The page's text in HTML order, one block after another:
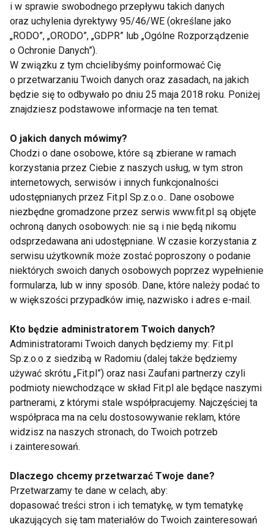
bikini
filmy
Ćwiczenia
Nie przegap nowości ze
świata FIT!
Zapisz się do naszego newslettera
Wyrażam zgodę na otrzymywanie informacji
handlowej drogą elektroniczną na podany adres e-mail
przez FIT.PL. Więcej informacji znajdziesz w Polityce
Prywatności.
ZAPISZ SIĘ
WSPÓŁPRACA
REDAKCJA
PRYWATNOŚĆ
Powiadomienia
Newsletter
i w sprawie swobodnego przepływu takich danych
oraz uchylenia dyrektywy 95/46/WE (określane jako
„RODO”, „ORODO”, „GDPR” lub „Ogólne Rozporządzenie
o Ochronie Danych”).
W związku z tym chcielibyśmy poinformować Cię
o przetwarzaniu Twoich danych oraz zasadach, na jakich
będzie się to odbywało po dniu 25 maja 2018 roku. Poniżej
znajdziesz podstawowe informacje na ten temat.
O jakich danych mówimy?
Chodzi o dane osobowe, które są zbierane w ramach
korzystania przez Ciebie z naszych usług, w tym stron
internetowych, serwisów i innych funkcjonalności
udostępnianych przez Fit.pl Sp.z.o.o.. Dane osobowe
niezbędne gromadzone przez serwis www.fit.pl są objęte
ochroną danych osobowych: nie są i nie będą nikomu
odsprzedawana ani udostępniane. W czasie korzystania z
serwisu użytkownik może zostać poproszony o podanie
niektórych swoich danych osobowych poprzez wypełnienie
formularza, lub w inny sposób. Dane, które należy podać to
w większości przypadków imię, nazwisko i adres e-mail.
Kto będzie administratorem Twoich danych?
Administratorami Twoich danych będziemy my: Fit.pl
Sp.z.o.o z siedzibą w Radomiu (dalej także będziemy
używać skrótu „Fit.pl”) oraz nasi Zaufani partnerzy czyli
podmioty niewchodzące w skład Fit.pl ale będące naszymi
partnerami, z którymi stale współpracujemy. Najczęściej ta
współpraca ma na celu dostosowywanie reklam, które
widzisz na naszych stronach, do Twoich potrzeb
i zainteresowań.
Dlaczego chcemy przetwarzać Twoje dane?
Przetwarzamy te dane w celach, aby:
dopasować treści stron i ich tematykę, w tym tematykę
ukazujących się tam materiałów do Twoich zainteresowań